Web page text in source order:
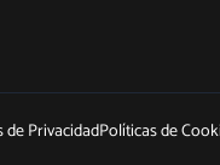
de PrivacidadPolíticas de